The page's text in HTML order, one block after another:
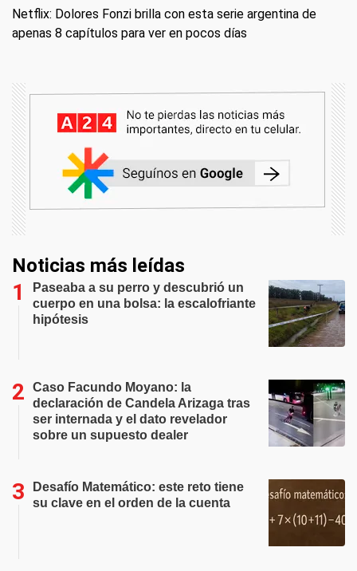
Netflix: Dolores Fonzi brilla con esta serie argentina de
apenas 8 capítulos para ver en pocos días
Noticias más leídas
Paseaba a su perro y descubrió un
cuerpo en una bolsa: la escalofriante
hipótesis
Caso Facundo Moyano: la
declaración de Candela Arizaga tras
ser internada y el dato revelador
sobre un supuesto dealer
Desafío Matemático: este reto tiene
su clave en el orden de la cuenta